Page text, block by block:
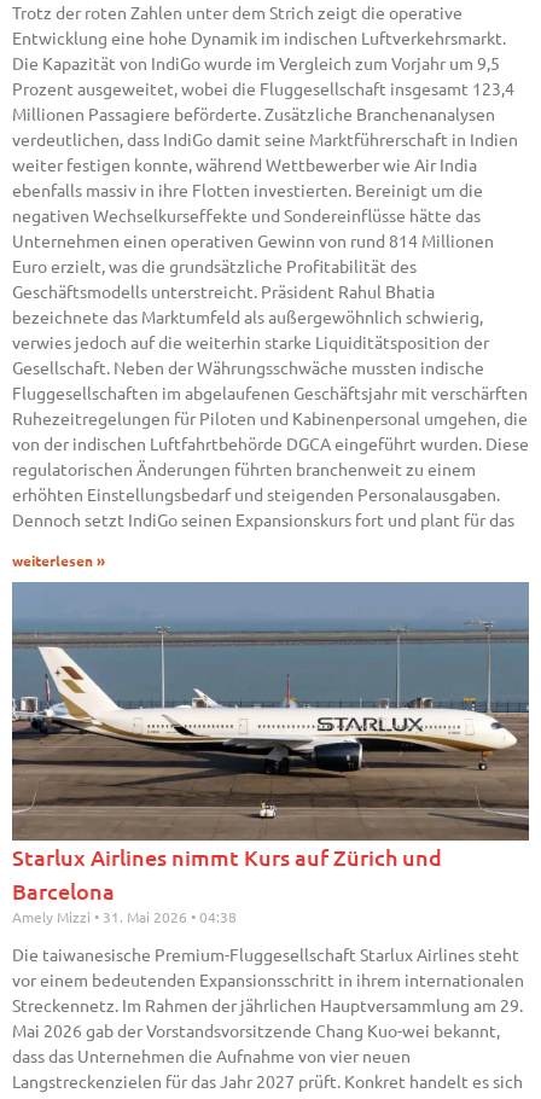
Trotz der roten Zahlen unter dem Strich zeigt die operative
Entwicklung eine hohe Dynamik im indischen Luftverkehrsmarkt.
Die Kapazität von IndiGo wurde im Vergleich zum Vorjahr um 9,5
Prozent ausgeweitet, wobei die Fluggesellschaft insgesamt 123,4
Millionen Passagiere beförderte. Zusätzliche Branchenanalysen
verdeutlichen, dass IndiGo damit seine Marktführerschaft in Indien
weiter festigen konnte, während Wettbewerber wie Air India
ebenfalls massiv in ihre Flotten investierten. Bereinigt um die
negativen Wechselkurseffekte und Sondereinflüsse hätte das
Unternehmen einen operativen Gewinn von rund 814 Millionen
Euro erzielt, was die grundsätzliche Profitabilität des
Geschäftsmodells unterstreicht. Präsident Rahul Bhatia
bezeichnete das Marktumfeld als außergewöhnlich schwierig,
verwies jedoch auf die weiterhin starke Liquiditätsposition der
Gesellschaft. Neben der Währungsschwäche mussten indische
Fluggesellschaften im abgelaufenen Geschäftsjahr mit verschärften
Ruhezeitregelungen für Piloten und Kabinenpersonal umgehen, die
von der indischen Luftfahrtbehörde DGCA eingeführt wurden. Diese
regulatorischen Änderungen führten branchenweit zu einem
erhöhten Einstellungsbedarf und steigenden Personalausgaben.
Dennoch setzt IndiGo seinen Expansionskurs fort und plant für das
weiterlesen »
Starlux Airlines nimmt Kurs auf Zürich und
Barcelona
Amely Mizzi 31. Mai 2026 04:38
Die taiwanesische Premium-Fluggesellschaft Starlux Airlines steht
vor einem bedeutenden Expansionsschritt in ihrem internationalen
Streckennetz. Im Rahmen der jährlichen Hauptversammlung am 29.
Mai 2026 gab der Vorstandsvorsitzende Chang Kuo-wei bekannt,
dass das Unternehmen die Aufnahme von vier neuen
Langstreckenzielen für das Jahr 2027 prüft. Konkret handelt es sich